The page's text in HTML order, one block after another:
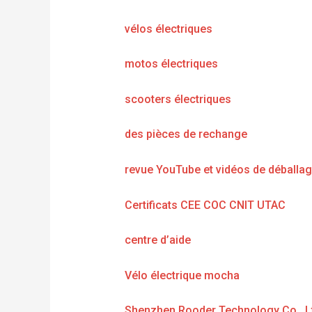
vélos électriques
motos électriques
scooters électriques
des pièces de rechange
revue YouTube et vidéos de
Certificats CEE COC CNIT UTAC
centre d’aide
Vélo électrique mocha